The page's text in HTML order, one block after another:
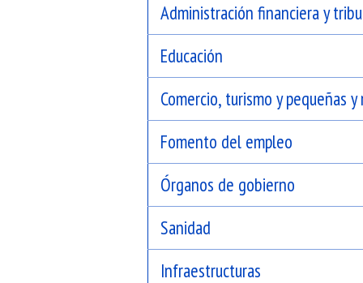
Administración financiera y
Educación
Comercio, turismo y pequeñas
Fomento del empleo
Órganos de gobierno
Sanidad
Infraestructuras